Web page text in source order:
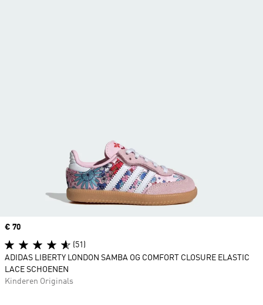
Price
€ 70
(51)
ADIDAS LIBERTY LONDON SAMBA OG COMFORT CLOSURE ELASTIC
LACE SCHOENEN
Kinderen Originals